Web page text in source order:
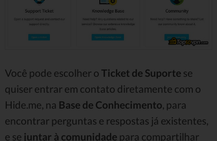
Você pode escolher o Ticket de Suporte se
quiser entrar em contato diretamente com o
Hide.me, na Base de Conhecimento, para
encontrar perguntas e respostas já existentes,
e se juntar à comunidade para compartilhar